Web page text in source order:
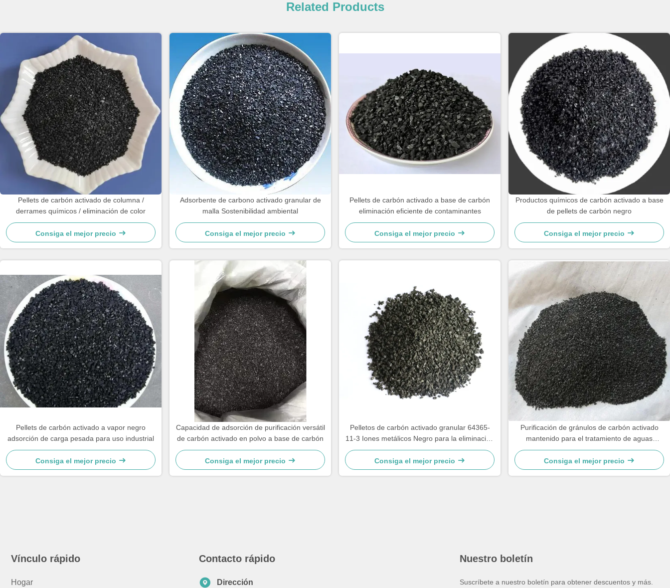
Related Products
Pellets de carbón activado de columna /
derrames químicos / eliminación de color
Consiga el mejor precio
Adsorbente de carbono activado granular de
malla Sostenibilidad ambiental
Consiga el mejor precio
Pellets de carbón activado a base de carbón
eliminación eficiente de contaminantes
Consiga el mejor precio
Productos químicos de carbón activado a base
de pellets de carbón negro
Consiga el mejor precio
Pellets de carbón activado a vapor negro
adsorción de carga pesada para uso industrial
Consiga el mejor precio
Capacidad de adsorción de purificación versátil
de carbón activado en polvo a base de carbón
Consiga el mejor precio
Pelletos de carbón activado granular 64365-
11-3 Iones metálicos Negro para la eliminación
de color
Consiga el mejor precio
Purificación de gránulos de carbón activado
mantenido para el tratamiento de aguas
residuales
Consiga el mejor precio
Vínculo rápido
Hogar
Contacto rápido
Dirección
Nuestro boletín
Suscríbete a nuestro boletín para obtener descuentos y más.